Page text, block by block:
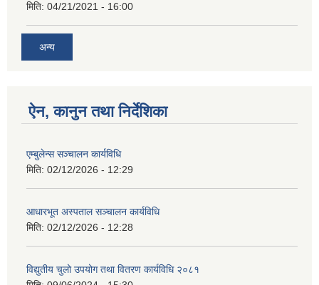
मिति: 04/21/2021 - 16:00
अन्य
ऐन, कानुन तथा निर्देशिका
एम्बुलेन्स सञ्चालन कार्यविधि
मिति: 02/12/2026 - 12:29
आधारभूत अस्पताल सञ्चालन कार्यविधि
मिति: 02/12/2026 - 12:28
विद्युतीय चुलो उपयोग तथा वितरण कार्यविधि २०८१